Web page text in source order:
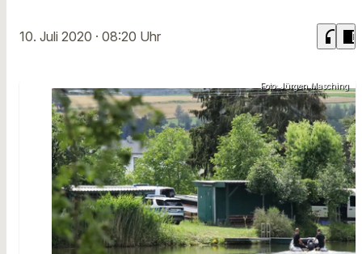
10. Juli 2020 · 08:20 Uhr headphones chrome_reader_mode
Foto: Jürgen Masching